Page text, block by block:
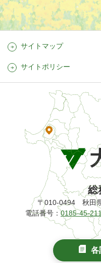
サイトマップ
サイトポリシー
総
〒010-0494 秋田
電話番号：0185-45-
各